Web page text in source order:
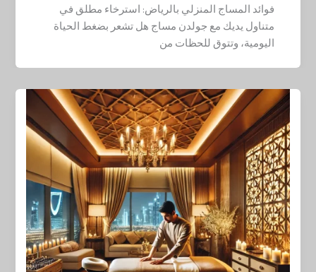
فوائد المساج المنزلي بالرياض: استرخاء مطلق في
متناول يديك مع جولدن مساج هل تشعر بضغط الحياة
اليومية، وتتوق للحظات من